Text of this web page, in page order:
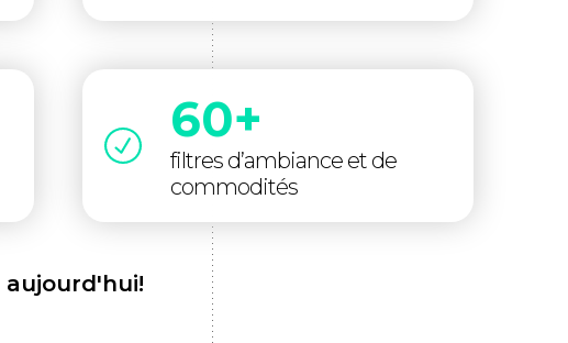
60+
filtres d’ambiance et de
commodités